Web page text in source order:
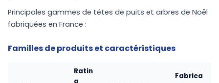
Principales gammes de têtes de puits et arbres de Noël
fabriquées en France :
Familles de produits et caractéristiques
Ratin
Fabrica